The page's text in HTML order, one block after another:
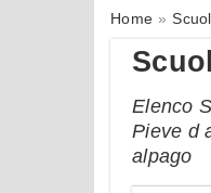
Home
Elenco
Pieve d
alpago